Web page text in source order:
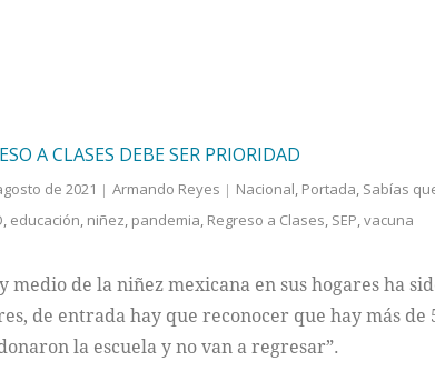
A CLASES DEBE SER PRIORIDAD
de 2021 Armando Reyes Nacional Portada Sabías
educación niñez pandemia Regreso a Clases SEP vacuna
medio de la niñez mexicana en sus hogares ha
de entrada hay que reconocer que hay más de
la escuela y no van a regresar”.